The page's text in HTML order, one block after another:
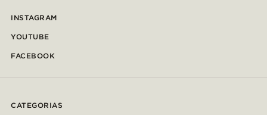
INSTAGRAM
YOUTUBE
FACEBOOK
CATEGORIAS